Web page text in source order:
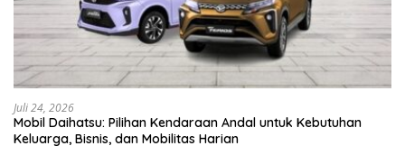
Juli 24, 2026
Mobil Daihatsu: Pilihan Kendaraan Andal untuk Kebutuhan
Keluarga, Bisnis, dan Mobilitas Harian